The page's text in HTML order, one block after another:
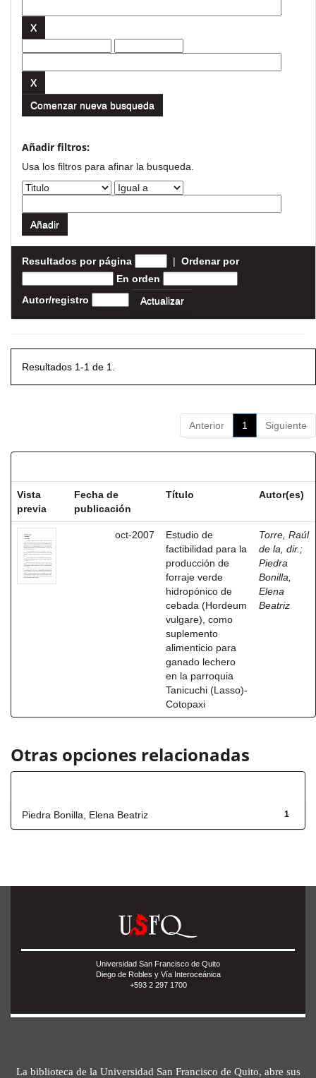
Comenzar nueva busqueda
Añadir filtros:
Usa los filtros para afinar la busqueda.
Resultados por página | Ordenar por
En orden
Autor/registro
Resultados 1-1 de 1.
Anterior 1 Siguiente
Vista
previa
Fecha de
publicación
Título Autor(es)
oct-2007
Estudio de
factibilidad para la
producción de
forraje verde
hidropónico de
cebada (Hordeum
vulgare), como
suplemento
alimenticio para
ganado lechero
en la parroquia
Tanicuchi (Lasso)-
Cotopaxi
Torre, Raúl
de la, dir. ;
Piedra
Bonilla,
Elena
Beatriz
Otras opciones relacionadas
1
Piedra Bonilla, Elena Beatriz
Universidad San Francisco de Quito
Diego de Robles y Vía Interoceánica
+593 2 297 1700
La biblioteca de la Universidad San Francisco de Quito, abre sus